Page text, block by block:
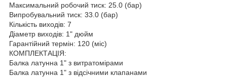
Максимальний робочий тиск: 25.0 (бар)
Випробувальний тиск: 33.0 (бар)
Кількість виходів: 7
Діаметр виходів: 1" дюйм
Гарантійний термін: 120 (міс)
КОМПЛЕКТАЦІЯ:
Балка латунна 1" з витратомірами
Балка латунна 1" з відсічними клапанами